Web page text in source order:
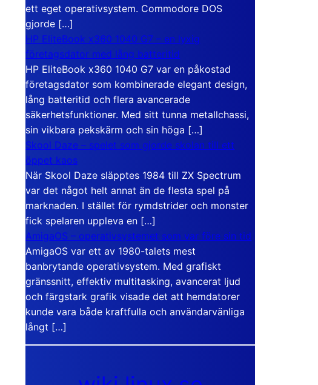
ett eget operativsystem. Commodore DOS
gjorde […]
HP EliteBook x360 1040 G7 – en lyxig
företagsdator med lång batteritid
HP EliteBook x360 1040 G7 var en påkostad
företagsdator som kombinerade elegant design,
lång batteritid och flera avancerade
säkerhetsfunktioner. Med sitt tunna metallchassi,
sin vikbara pekskärm och sin höga […]
Skool Daze – spelet som gjorde skolan till ett
öppet kaos
När Skool Daze släpptes 1984 till ZX Spectrum
var det något helt annat än de flesta spel på
marknaden. I stället för rymdstrider och monster
fick spelaren uppleva en […]
AmigaOS – operativsystemet som var före sin tid
AmigaOS var ett av 1980-talets mest
banbrytande operativsystem. Med grafiskt
gränssnitt, effektiv multitasking, avancerat ljud
och färgstark grafik visade det att hemdatorer
kunde vara både kraftfulla och användarvänliga
långt […]